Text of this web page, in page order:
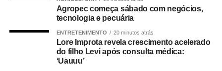
destacou que os resultados refletem o fortalecimento da
rede pública de saúde.
“Os números demonstram que o Hospital Municipal de
Cuiabá cumpre um papel essencial na organização da
nossa rede de urgência e emergência. Ser responsável
por praticamente metade das transferências das UPAs
Agropec começa sábado com negócios,
tecnologia e pecuária
ENTRETENIMENTO 20 minutos atrás
Lore Improta revela crescimento acelerado
do filho Levi após consulta médica:
‘Uauuu’